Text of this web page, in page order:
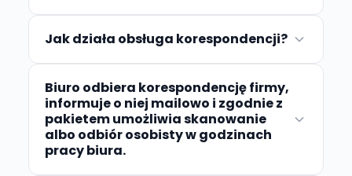
Jak działa obsługa korespondencji?
Biuro odbiera korespondencję firmy,
informuje o niej mailowo i zgodnie z
pakietem umożliwia skanowanie
albo odbiór osobisty w godzinach
pracy biura.